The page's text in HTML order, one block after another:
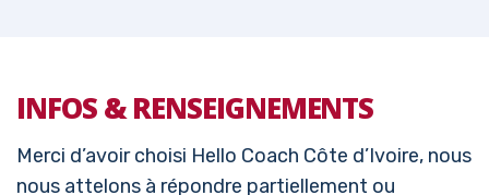
INFOS & RENSEIGNEMENTS
Merci d’avoir choisi Hello Coach Côte d’Ivoire, nous
nous attelons à répondre partiellement ou